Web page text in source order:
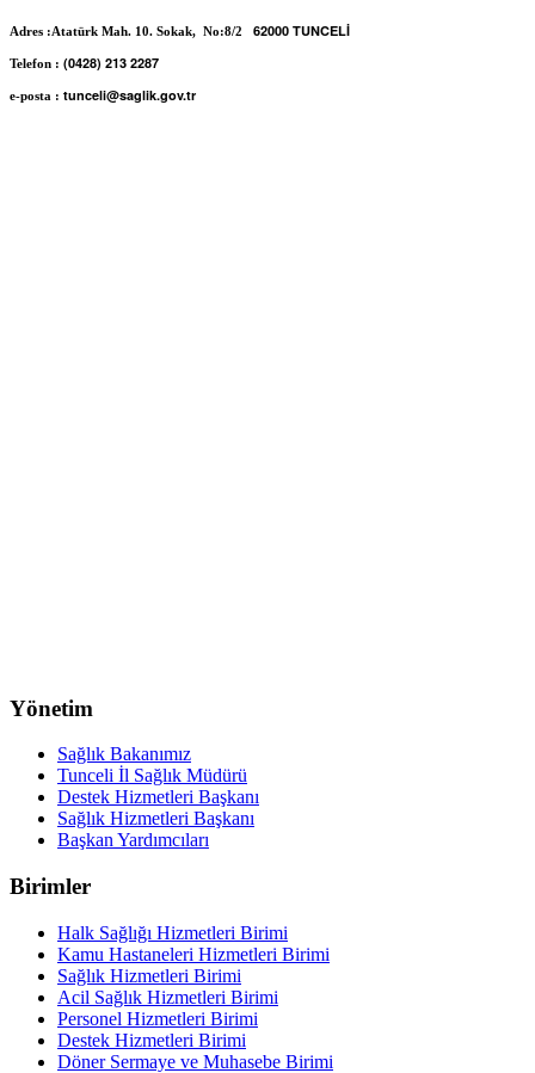
Adres :Atatürk Mah. 10. Sokak, No:8/2 62000 TUNCELİ
Telefon : (0428) 213 2287
e-posta : tunceli@saglik.gov.tr
Yönetim
Sağlık Bakanımız
Tunceli İl Sağlık Müdürü
Destek Hizmetleri Başkanı
Sağlık Hizmetleri Başkanı
Başkan Yardımcıları
Birimler
Halk Sağlığı Hizmetleri Birimi
Kamu Hastaneleri Hizmetleri Birimi
Sağlık Hizmetleri Birimi
Acil Sağlık Hizmetleri Birimi
Personel Hizmetleri Birimi
Destek Hizmetleri Birimi
Döner Sermaye ve Muhasebe Birimi